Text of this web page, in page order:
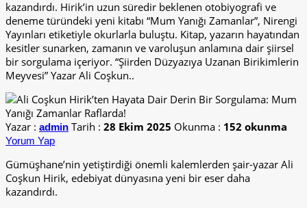
kazandırdı. Hirik’in uzun süredir beklenen otobiyografi ve
deneme türündeki yeni kitabı “Mum Yanığı Zamanlar”, Nirengi
Yayınları etiketiyle okurlarla buluştu. Kitap, yazarın hayatından
kesitler sunarken, zamanın ve varoluşun anlamına dair şiirsel
bir sorgulama içeriyor. “Şiirden Düzyazıya Uzanan Birikimlerin
Meyvesi” Yazar Ali Coşkun..
Yazar : admin Tarih : 28 Ekim 2025 Okunma : 152 okunma
Yorum Yap
Gümüşhane’nin yetiştirdiği önemli kalemlerden şair-yazar Ali
Coşkun Hirik, edebiyat dünyasına yeni bir eser daha
kazandırdı.